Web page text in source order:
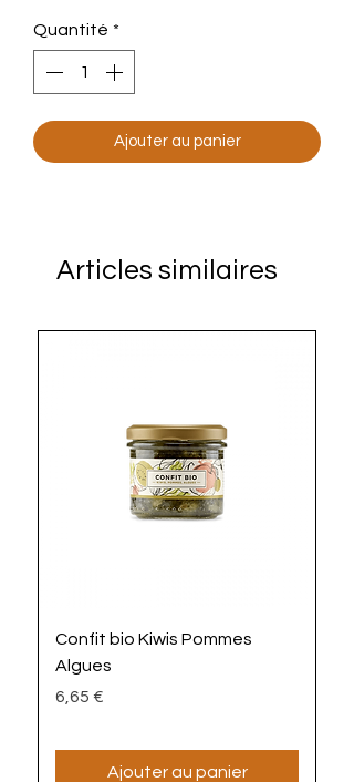
Articles similaires
Confit bio Kiwis Pommes
Algues
Prix
6,65 €
Ajouter au panier
pour
Grammes
Quantité *
Ajouter au panier